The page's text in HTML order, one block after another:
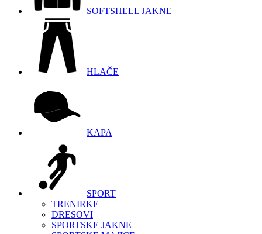
SOFTSHELL JAKNE
HLAČE
KAPA
SPORT
TRENIRKE
DRESOVI
SPORTSKE JAKNE